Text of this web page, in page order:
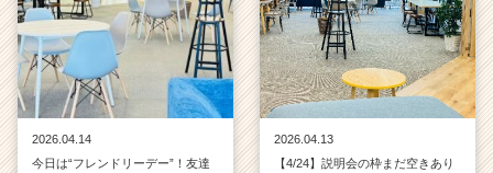
2026.04.14
今日は“フレンドリーデー”！友達
2026.04.13
【4/24】説明会の枠まだ空きあり